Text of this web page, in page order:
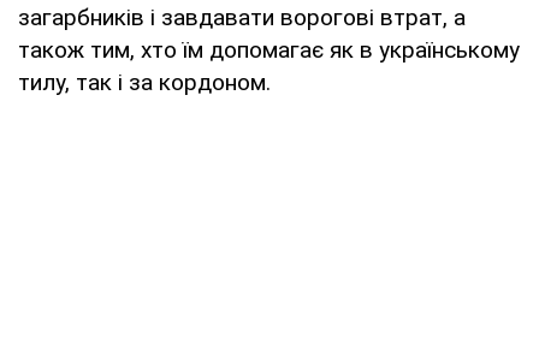
загарбників і завдавати ворогові втрат, а
також тим, хто їм допомагає як в українському
тилу, так і за кордоном.